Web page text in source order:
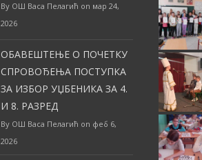
By ОШ Васа Пелагић on мар 24,
2026
ОБАВЕШТЕЊЕ О ПОЧЕТКУ
СПРОВОЂЕЊА ПОСТУПКА
ЗА ИЗБОР УЏБЕНИКА ЗА 4.
И 8. РАЗРЕД
By ОШ Васа Пелагић on феб 6,
2026